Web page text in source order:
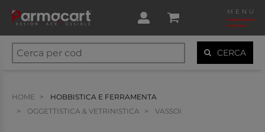
MENU
CERCA
HOME
HOBBISTICA E FERRAMENTA
OGGETTISTICA & VETRINISTICA
VASSOI